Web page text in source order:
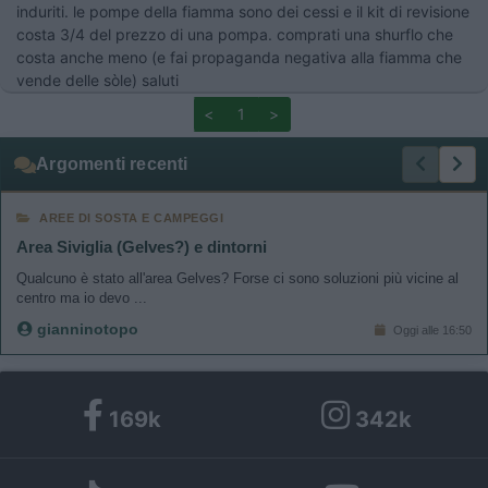
induriti. le pompe della fiamma sono dei cessi e il kit di revisione
costa 3/4 del prezzo di una pompa. comprati una shurflo che
costa anche meno (e fai propaganda negativa alla fiamma che
vende delle sòle) saluti
<
1 >
Argomenti recenti
AREE DI SOSTA E CAMPEGGI
Area Siviglia (Gelves?) e dintorni
Qualcuno è stato all'area Gelves? Forse ci sono soluzioni più vicine al
centro ma io devo ...
gianninotopo Oggi alle 16:50
169k 342k